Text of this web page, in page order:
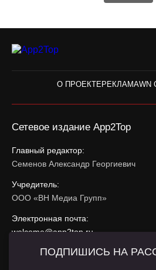
О ПРОЕКТЕРЕКЛАМАWN
Сетевое издание App2Top
Главный редактор:
Семенов Александр Георгиевич
Учредитель:
ООО «ВН Медиа Групп»
Электронная почта:
welcome@app2top.ru
При использовании материалов
ПОДПИШИСЬ НА